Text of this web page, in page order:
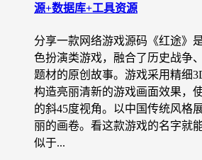
源+数据库+工具资源
分享一款网络游戏源码《红途》
色扮演类游戏，融合了历史战争
题材的原创故事。游戏采用精细
构造亮丽清新的游戏画面效果，
的斜45度视角。以中国传统风格
丽的画卷。看这款游戏的名字就
似于...